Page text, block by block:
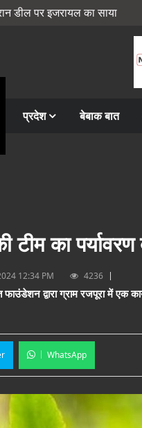
डील पर इजरायल का साया
प्रदेश बेबाक बात
का
12:34 PM 4236
फाउंडेशन द्वारा ग्राम रजपूरा में एक
WhatsApp